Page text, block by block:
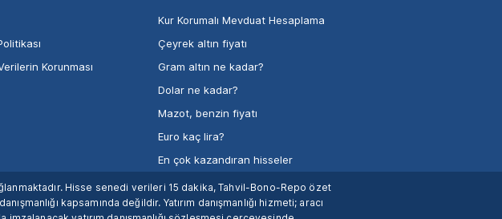
Korunması
Kur Korumalı Mevduat Hesaplama
Çeyrek altın fiyatı
Gram altın ne kadar?
Dolar ne kadar?
Mazot, benzin fiyatı
Euro kaç lira?
En çok kazandıran hisseler
Hisse senedi verileri 15 dakika, Tahvil-Bono-Repo özet
kapsamında değildir. Yatırım danışmanlığı hizmeti; aracı